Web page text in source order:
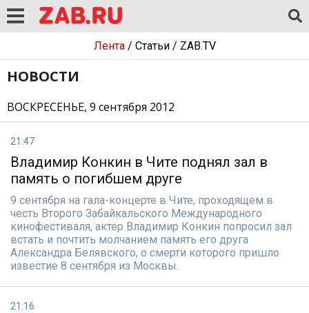
Лента/ Статьи/ ZAB.TV
НОВОСТИ
ВОСКРЕСЕНЬЕ, 9 сентября 2012
21:47
Владимир Конкин в Чите поднял зал в
память о погибшем друге
9 сентября на гала-концерте в Чите, проходящем в
честь Второго Забайкальского Международного
кинофестиваля, актер Владимир Конкин попросил зал
встать и почтить молчанием память его друга
Александра Белявского, о смерти которого пришло
известие 8 сентября из Москвы.
21:16